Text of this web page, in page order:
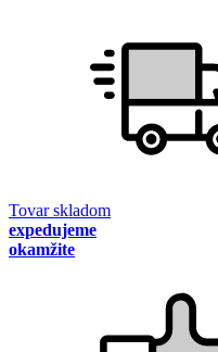
Tovar skladom
expedujeme
okamžite